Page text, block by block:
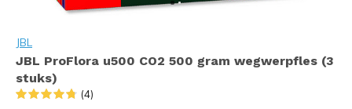
JBL
JBL ProFlora u500 CO2 500 gram wegwerpfles (3
stuks)
(4)